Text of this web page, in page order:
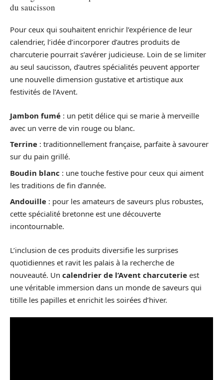
du saucisson
Pour ceux qui souhaitent enrichir l’expérience de leur
calendrier, l’idée d’incorporer d’autres produits de
charcuterie pourrait s’avérer judicieuse. Loin de se limiter
au seul saucisson, d’autres spécialités peuvent apporter
une nouvelle dimension gustative et artistique aux
festivités de l’Avent.
Jambon fumé : un petit délice qui se marie à merveille
avec un verre de vin rouge ou blanc.
Terrine : traditionnellement française, parfaite à savourer
sur du pain grillé.
Boudin blanc : une touche festive pour ceux qui aiment
les traditions de fin d’année.
Andouille : pour les amateurs de saveurs plus robustes,
cette spécialité bretonne est une découverte
incontournable.
L’inclusion de ces produits diversifie les surprises
quotidiennes et ravit les palais à la recherche de
nouveauté. Un calendrier de l’Avent charcuterie est
une véritable immersion dans un monde de saveurs qui
titille les papilles et enrichit les soirées d’hiver.